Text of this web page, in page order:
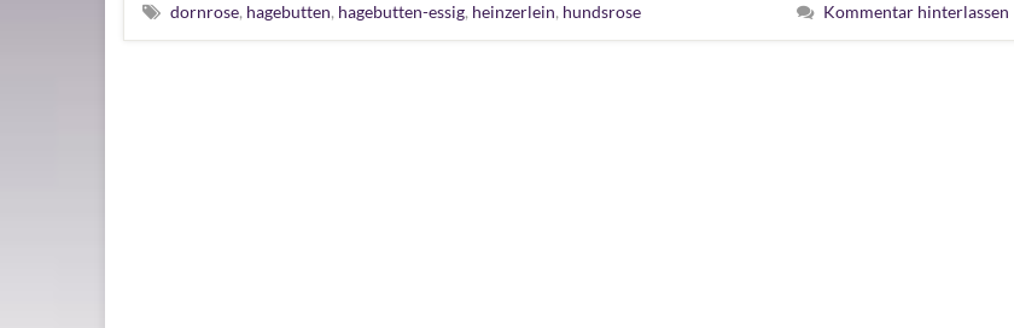
dornrose, hagebutten, hagebutten-essig, heinzerlein, hundsrose Kommentar hinterlassen